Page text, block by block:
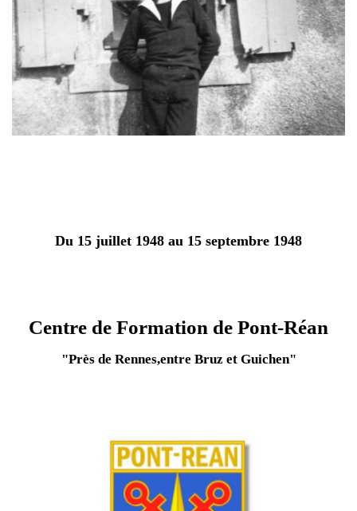
Du 15 juillet 1948 au 15 septembre 1948
Centre de Formation de Pont-Réan
"Près de Rennes,entre Bruz et Guichen"